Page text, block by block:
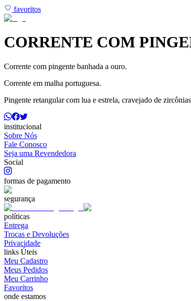
favoritos
CORRENTE COM
Corrente com pingente banhada a ouro.
Corrente em malha portuguesa.
Pingente retangular com lua e estrela, cravejado de
institucional
Sobre Nós
Fale Conosco
Seja uma Revendedora
Social
formas de pagamento
segurança
políticas
Entrega
Trocas e Devoluções
Privacidade
links Úteis
Meu Cadastro
Meus Pedidos
Meu Carrinho
Favoritos
onde estamos